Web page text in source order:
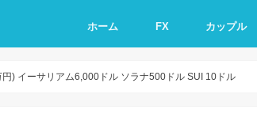
ホーム FX カップル
) イーサリアム6,000ドル ソラナ500ドル SUI 10ドル